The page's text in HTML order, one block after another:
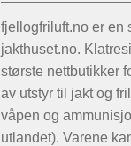
fjellogfriluft.no er en
jakthuset.no.
største nettbutikker
av utstyr til jakt og
våpen og
utlandet). Varene